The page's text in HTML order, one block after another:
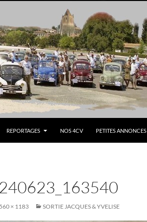
REPORTAGES NOS 4CV PETITES ANNONCES
× 1183 SORTIE JACQUES & YVELISE